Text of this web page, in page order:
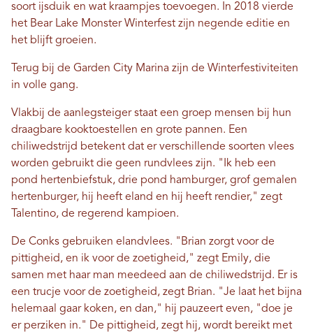
soort ijsduik en wat kraampjes toevoegen. In 2018 vierde
het Bear Lake Monster Winterfest zijn negende editie en
het blijft groeien.
Terug bij de Garden City Marina zijn de Winterfestiviteiten
in volle gang.
Vlakbij de aanlegsteiger staat een groep mensen bij hun
draagbare kooktoestellen en grote pannen. Een
chiliwedstrijd betekent dat er verschillende soorten vlees
worden gebruikt die geen rundvlees zijn. "Ik heb een
pond hertenbiefstuk, drie pond hamburger, grof gemalen
hertenburger, hij heeft eland en hij heeft rendier," zegt
Talentino, de regerend kampioen.
De Conks gebruiken elandvlees. "Brian zorgt voor de
pittigheid, en ik voor de zoetigheid," zegt Emily, die
samen met haar man meedeed aan de chiliwedstrijd. Er is
een trucje voor de zoetigheid, zegt Brian. "Je laat het bijna
helemaal gaar koken, en dan," hij pauzeert even, "doe je
er perziken in." De pittigheid, zegt hij, wordt bereikt met